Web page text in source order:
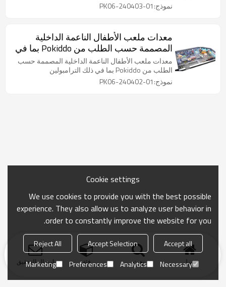
نموذج:PK06-240403-01
معدات ملعب الأطفال الناعمة الداخلية
المصممة حسب الطلب من Pokiddo بما في
ذلك الترامبولين
معدات ملعب الأطفال الناعمة الداخلية المصممة حسب
الطلب من Pokiddo بما في ذلك الترامبولين
نموذج:PK06-240402-01
منزل بحث فئة ارسال التحقيق
Cookie settings
We use cookies to provide you with the best possible
experience. They also allow us to analyze user behavior in
order to constantly improve the website for you.
Accept all
Accept Selection
Reject All
Necessary
Analytics
Preferences
Marketing